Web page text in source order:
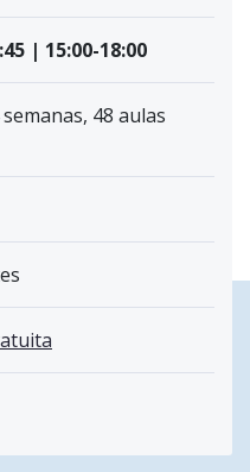
| 15:00-18:00
48 aulas